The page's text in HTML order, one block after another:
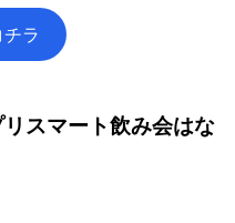
ラ
スマート飲み会はな